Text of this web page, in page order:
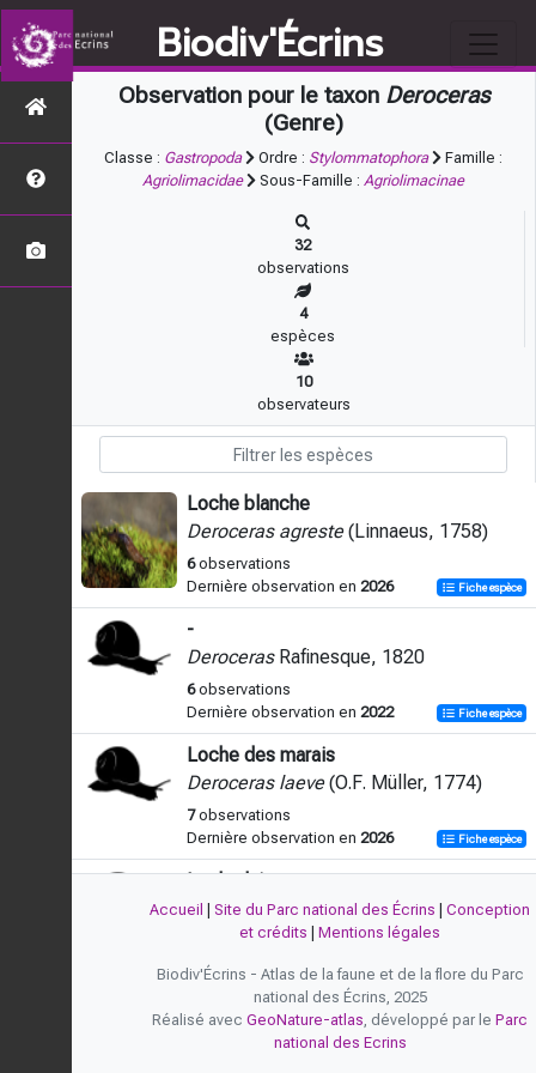
Biodiv'Écrins
Observation pour le taxon Deroceras
(Genre)
Classe : Gastropoda Ordre : Stylommatophora
Famille :
Agriolimacidae
Sous-Famille : Agriolimacinae
32
observations
4
espèces
10
observateurs
Loche blanche
Deroceras agreste(Linnaeus, 1758)
6observations
Dernière observation en 2026 Fiche espèce
-
DerocerasRafinesque, 1820
6observations
Dernière observation en 2022 Fiche espèce
Loche des marais
Deroceras laeve(O.F. Müller, 1774)
7observations
Dernière observation en 2026 Fiche espèce
Loche laiteuse
Deroceras reticulatum(O.F. Müller,
13
observations
Dernière observation en
Accueil Site du Parc national des Écrins
Conception
et crédits
Mentions légales
Biodiv'Écrins - Atlas de la faune et de la flore du Parc
national des Écrins, 2025
Réalisé avec GeoNature-atlas, développé par le Parc
national des Ecrins